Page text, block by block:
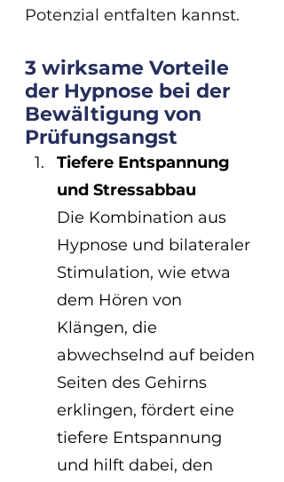
Potenzial entfalten kannst.
3 wirksame Vorteile
der Hypnose bei der
Bewältigung von
Prüfungsangst
Tiefere Entspannung
und Stressabbau
Die Kombination aus
Hypnose und bilateraler
Stimulation, wie etwa
dem Hören von
Klängen, die
abwechselnd auf beiden
Seiten des Gehirns
erklingen, fördert eine
tiefere Entspannung
und hilft dabei, den